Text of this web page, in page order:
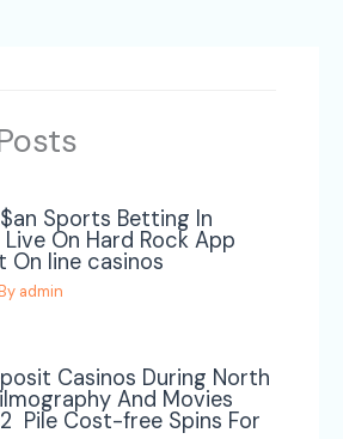
Sports Betting In
On Hard Rock App
On line casinos
admin
Casinos During North
And Movies
Pile Cost-free Spins For